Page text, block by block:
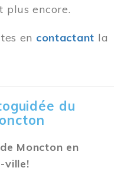
plus encore.
en contactant la
du
Moncton en
ville!